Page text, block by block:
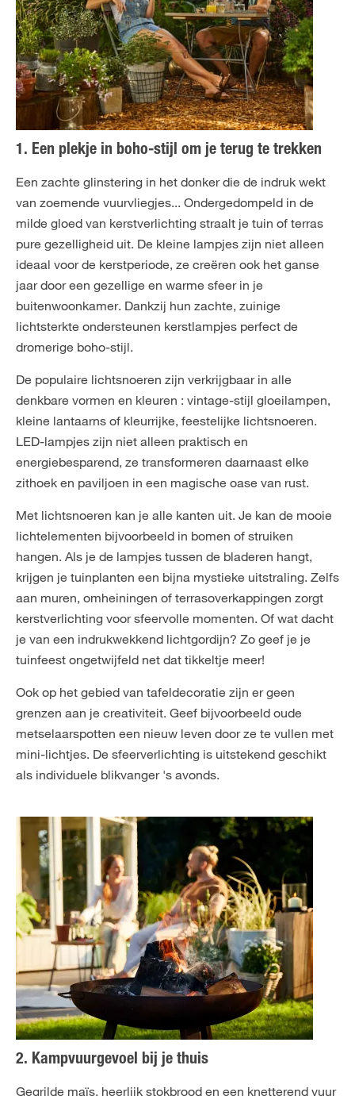
1. Een plekje in boho-stijl om je terug te trekken
Een zachte glinstering in het donker die de indruk wekt
van zoemende vuurvliegjes... Ondergedompeld in de
milde gloed van kerstverlichting straalt je tuin of terras
pure gezelligheid uit. De kleine lampjes zijn niet alleen
ideaal voor de kerstperiode, ze creëren ook het ganse
jaar door een gezellige en warme sfeer in je
buitenwoonkamer. Dankzij hun zachte, zuinige
lichtsterkte ondersteunen kerstlampjes perfect de
dromerige boho-stijl.
De populaire lichtsnoeren zijn verkrijgbaar in alle
denkbare vormen en kleuren : vintage-stijl gloeilampen,
kleine lantaarns of kleurrijke, feestelijke lichtsnoeren.
LED-lampjes zijn niet alleen praktisch en
energiebesparend, ze transformeren daarnaast elke
zithoek en paviljoen in een magische oase van rust.
Met lichtsnoeren kan je alle kanten uit. Je kan de mooie
lichtelementen bijvoorbeeld in bomen of struiken
hangen. Als je de lampjes tussen de bladeren hangt,
krijgen je tuinplanten een bijna mystieke uitstraling. Zelfs
aan muren, omheiningen of terrasoverkappingen zorgt
kerstverlichting voor sfeervolle momenten. Of wat dacht
je van een indrukwekkend lichtgordijn? Zo geef je je
tuinfeest ongetwijfeld net dat tikkeltje meer!
Ook op het gebied van tafeldecoratie zijn er geen
grenzen aan je creativiteit. Geef bijvoorbeeld oude
metselaarspotten een nieuw leven door ze te vullen met
mini-lichtjes. De sfeerverlichting is uitstekend geschikt
als individuele blikvanger 's avonds.
2. Kampvuurgevoel bij je thuis
Gegrilde maïs, heerlijk stokbrood en een knetterend vuur